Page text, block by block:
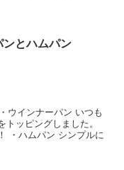
ンとハムパン
ウインナーパン いつも
ッピングしました。
・ハムパン シンプルに